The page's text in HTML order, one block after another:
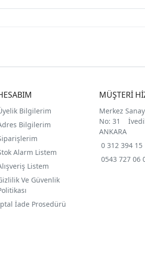
Bilgilerim
Bilgilerim
Alarm Listem
Listem
Ve Güvenlik
İade Prosedürü
MÜŞTERİ
Merkez
No: 31
ANKARA
0 312 394 15
0543 727 06